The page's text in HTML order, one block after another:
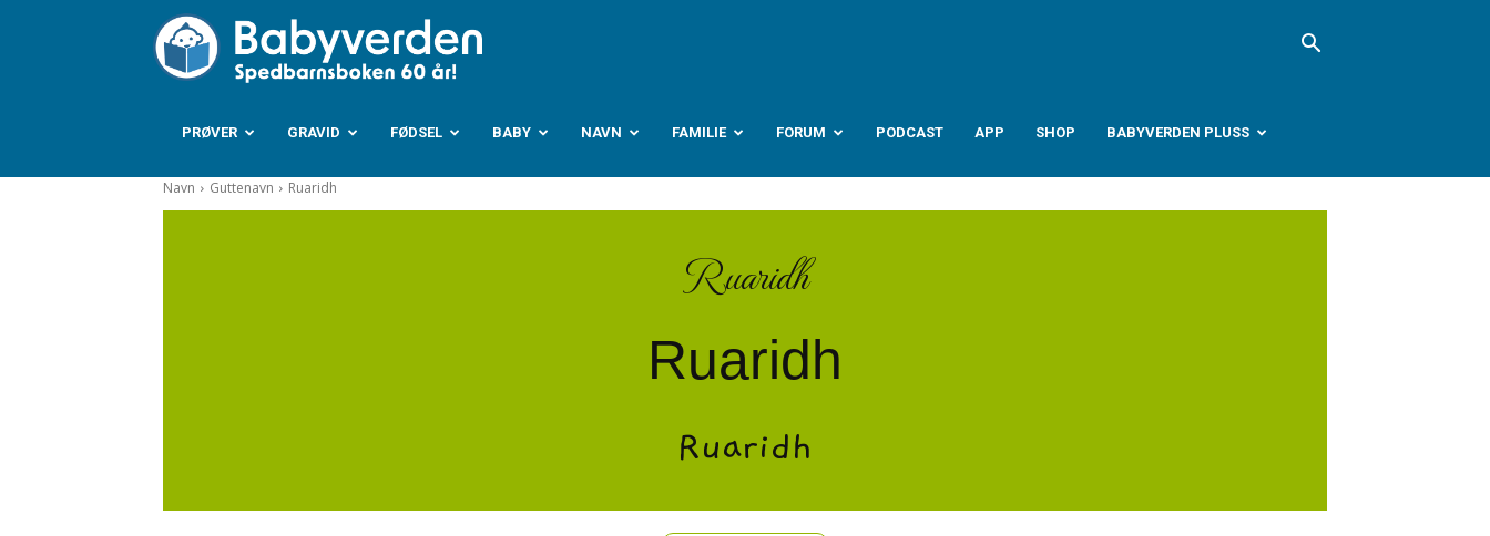
Babyverden.no
PRØVER GRAVID FØDSEL BABY NAVN FAMILIE FORUM PODCAST APP SHOP BABYVERDEN PLUSS
Navn Guttenavn Ruaridh
Ruaridh
Ruaridh
Ruaridh